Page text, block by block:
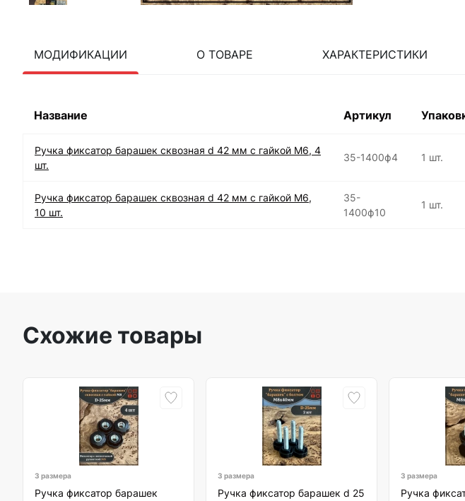
МОДИФИКАЦИИ О ТОВАРЕ ХАРАКТЕРИСТИКИ
Название Артикул
Ручка фиксатор барашек сквозная d 42 мм с гайкой М6, 4
шт.
35-1400ф4 1 шт.
Ручка фиксатор барашек сквозная d 42 мм с гайкой М6,
10 шт.
35-
1400ф10
1 шт.
Схожие товары
3 размера
Ручка фиксатор барашек
3 размера
Ручка фиксатор барашек d 25
3 размера
Ручка